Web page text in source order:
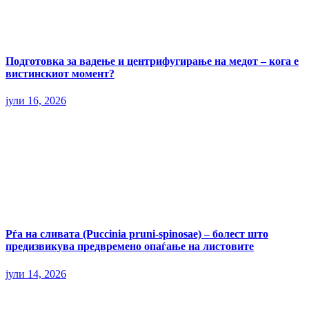
Подготовка за вадење и центрифугирање на медот – кога е
вистинскиот момент?
јули 16, 2026
Рѓа на сливата (Puccinia pruni-spinosae) – болест што
предизвикува предвремено опаѓање на листовите
јули 14, 2026